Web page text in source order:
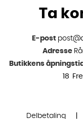
Ta
E-post
Adresse
Butikkens
18
Delbetaling